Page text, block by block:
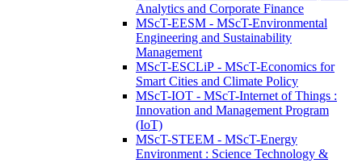
Analytics and Corporate Finance
MScT-EESM - MScT-Environmental
Engineering and Sustainability
Management
MScT-ESCLiP - MScT-Economics for
Smart Cities and Climate Policy
MScT-IOT - MScT-Internet of Things :
Innovation and Management Program
(IoT)
MScT-STEEM - MScT-Energy
Environment : Science Technology &